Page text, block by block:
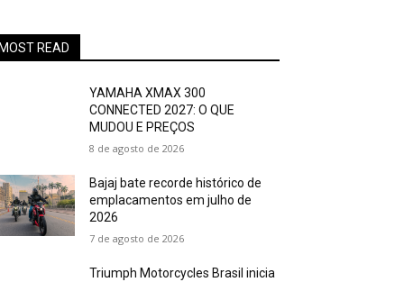
MOST READ
YAMAHA XMAX 300
CONNECTED 2027: O QUE
MUDOU E PREÇOS
8 de agosto de 2026
Bajaj bate recorde histórico de
emplacamentos em julho de
2026
7 de agosto de 2026
Triumph Motorcycles Brasil inicia